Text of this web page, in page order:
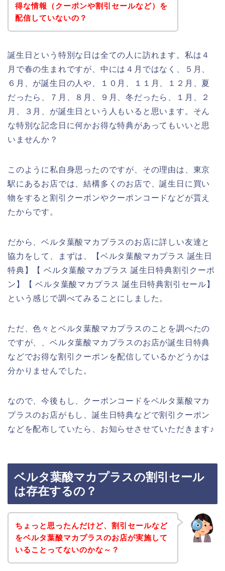
得な情報（クーポンや割引セールなど）を
配信していないの？
誕生日という特別な日は全ての人に訪れます。私は４
月で春の生まれですが、中には４月ではなく、５月、
６月、が誕生日の人や、１０月、１１月、１２月、夏
だったら、７月、８月、９月、冬だったら、１月、２
月、３月、が誕生日という人もいると思います。そん
な特別な記念日に何かお得な特典があってもいいと思
いませんか？
このように私自身思ったのですが、その理由は、東京
駅にあるお店では、結構多くのお店で、誕生日に買い
物をすると割引クーポンやクーポンコードなどが貰え
たからです。
だから、ベルタ葉酸マカプラスのお店に詳しい友達と
協力をして、まずは、【ベルタ葉酸マカプラス 誕生日
特典】【 ベルタ葉酸マカプラス 誕生日特典割引クーポ
ン】【 ベルタ葉酸マカプラス 誕生日特典割引セール】
という感じで調べてみることにしました。
ただ、色々とベルタ葉酸マカプラスのことを調べたの
ですが、、ベルタ葉酸マカプラスのお店が誕生日特典
などでお得な割引クーポンを配信しているかどうかは
分かりませんでした。
なので、今後もし、クーポンコードをベルタ葉酸マカ
プラスのお店がもし、誕生日特典などで割引クーポン
などを配布していたら、お知らせさせていただきます♪
ベルタ葉酸マカプラスの割引セール
は存在するの？
ちょっと思ったんだけど、割引セールなど
をベルタ葉酸マカプラスのお店が実施して
いることってないのかな～？